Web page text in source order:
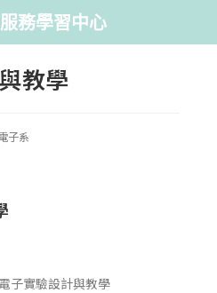
教學
子系
電子實驗設計與教學
務學習中心